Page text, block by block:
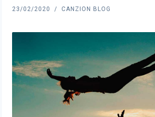
23/02/2020 CANZION BLOG